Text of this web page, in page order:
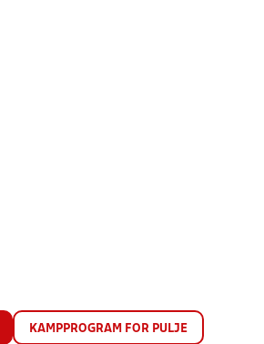
KAMPPROGRAM FOR PULJE